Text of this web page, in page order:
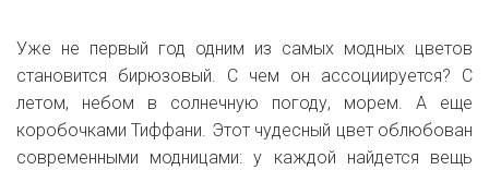
Уже не первый год одним из самых модных цветов
становится бирюзовый. С чем он ассоциируется? С
летом, небом в солнечную погоду, морем. А еще
коробочками Тиффани. Этот чудесный цвет облюбован
современными модницами: у каждой найдется вещь